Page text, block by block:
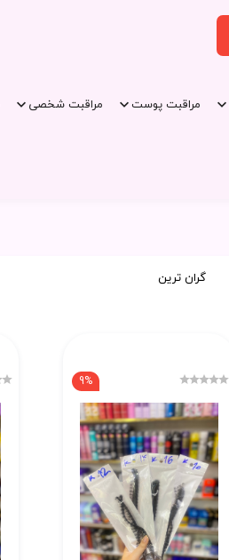
مراقبت پوست مراقبت شخصی
گران ترین
9%